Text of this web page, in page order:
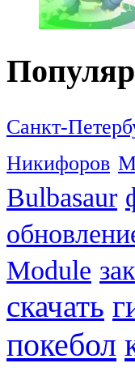
Санкт-
Никифоров
Bulbasaur
Module
скачать
покебол